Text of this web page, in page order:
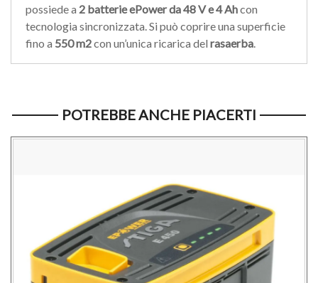
possiede a 2 batterie ePower da 48 V e 4 Ahcon
tecnologia sincronizzata. Si può coprire una superficie
fino a 550 m2con un’unica ricarica del rasaerba.
POTREBBE ANCHE PIACERTI